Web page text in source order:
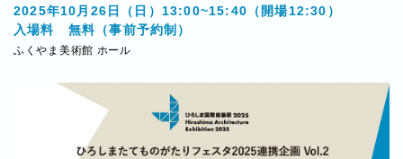
2025年10月26日（日）13:00~15:40（開場12:30）
入場料 無料（事前予約制）
ふくやま美術館 ホール